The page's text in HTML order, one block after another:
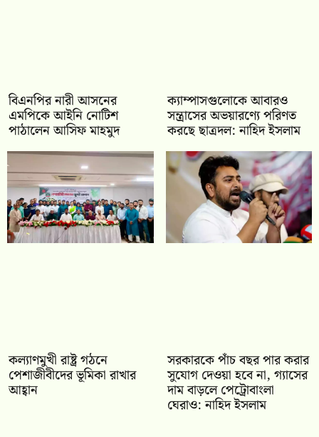
বিএনপির নারী আসনের
এমপিকে আইনি নোটিশ
পাঠালেন আসিফ মাহমুদ
ক্যাম্পাসগুলোকে আবারও
সন্ত্রাসের অভয়ারণ্যে পরিণত
করছে ছাত্রদল: নাহিদ ইসলাম
কল্যাণমুখী রাষ্ট্র গঠনে
পেশাজীবীদের ভূমিকা রাখার
আহ্বান
সরকারকে পাঁচ বছর পার করার
সুযোগ দেওয়া হবে না, গ্যাসের
দাম বাড়লে পেট্রোবাংলা
ঘেরাও: নাহিদ ইসলাম